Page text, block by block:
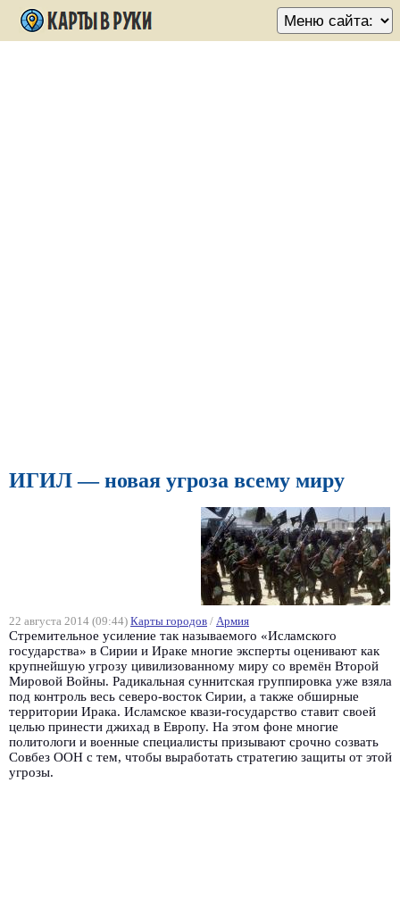
ИГИЛ — новая угроза всему миру
22 августа 2014 (09:44) Карты городов / Армия
Стремительное усиление так называемого «Исламского
государства» в Сирии и Ираке многие эксперты оценивают как
крупнейшую угрозу цивилизованному миру со времён Второй
Мировой Войны. Радикальная суннитская группировка уже взяла
под контроль весь северо-восток Сирии, а также обширные
территории Ирака. Исламское квази-государство ставит своей
целью принести джихад в Европу. На этом фоне многие
политологи и военные специалисты призывают срочно созвать
Совбез ООН с тем, чтобы выработать стратегию защиты от этой
угрозы.